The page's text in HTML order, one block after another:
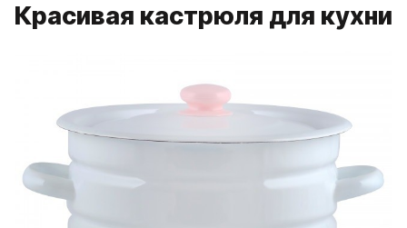
Красивая кастрюля для кухни